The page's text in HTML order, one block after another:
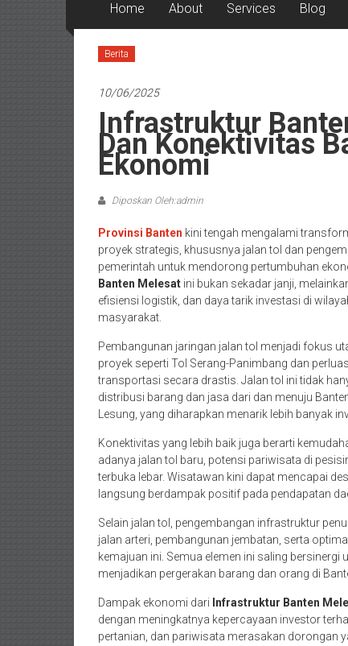
Home About Services Blog
Berita
10/06/2025
Infrastruktur
Dan Konektivitas
Ekonomi
Diposkan Oleh:admin
Provinsi Banten kini tengah mengalami
proyek strategis, khususnya jalan tol dan
pemerintah untuk mendorong pertumbuhan
Banten Melesat ini bukan sekadar janji,
efisiensi logistik, dan daya tarik investasi di
masyarakat.
Pembangunan jaringan jalan tol menjadi fokus
proyek seperti Tol Serang-Panimbang dan
transportasi secara drastis. Jalan tol ini tidak
distribusi barang dan jasa dari dan menuju
Lesung, yang diharapkan menarik lebih banyak
Konektivitas yang lebih baik juga berarti
adanya jalan tol baru, potensi pariwisata di
terbuka lebar. Wisatawan kini dapat mencapai
langsung berdampak positif pada pendapatan
Selain jalan tol, pengembangan infrastruktur
jalan arteri, pembangunan jembatan, serta
kemajuan ini. Semua elemen ini saling
menjadikan pergerakan barang dan orang di
Dampak ekonomi dari Infrastruktur Banten
dengan meningkatnya kepercayaan investor
pertanian, dan pariwisata merasakan dorongan